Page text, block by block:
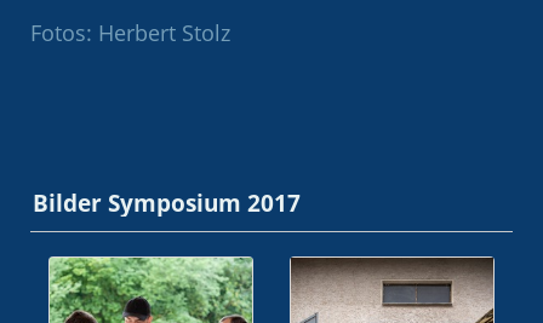
Fotos: Herbert Stolz
Bilder Symposium 2017